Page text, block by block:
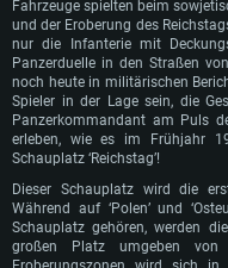
Fahrzeuge spielten beim
und der Eroberung des
nur die Infanterie mit
Panzerduelle in den Straßen
noch heute in militärischen
Spieler in der Lage sein, die
Panzerkommandant am Puls
erleben, wie es im Frühjahr
Schauplatz ‘Reichstag’!
Dieser Schauplatz wird die
Während auf ‘Polen’ und
Schauplatz gehören, werden
großen Platz umgeben